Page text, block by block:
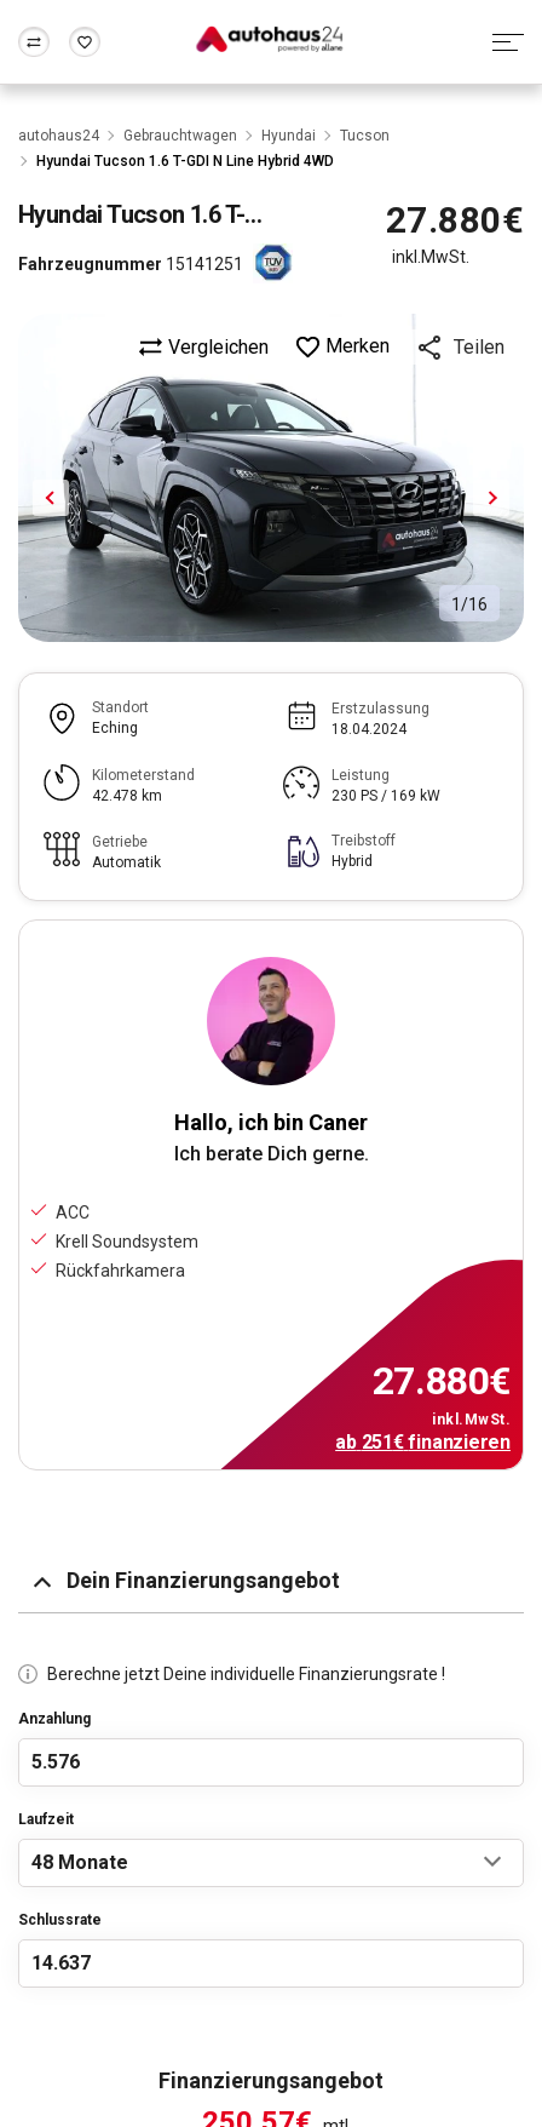
Zum Antrag
Wir bewerten dein Auto
Alle Fragen & Antworten
Rund um die Inzahlungnahme
Frankfurt Wuppertal
autohaus24 Gebrauchtwagen Hyundai
Tucson
Hyundai Tucson 1.6 T-GDI N Line Hybrid 4WD
HyundaiTucson 1.6 T-GDI N Line Hybrid 4WD
Fahrzeugnummer 15141251
Vergleichen Merken Teilen
27.880€
inkl.MwSt.
1 /16
Hallo, ich bin Caner
Ich berate Dich gerne.
ACC
Krell Soundsystem
Rückfahrkamera
27.880€
inkl.MwSt.
ab 251€finanzieren
Standort
Eching
Erstzulassung
18.04.2024
Kilometerstand
42.478 km
Leistung
230 PS / 169 kW
Getriebe
Automatik
Treibstoff
Hybrid
Dein Finanzierungsangebot
Berechne jetzt Deine individuelle Finanzierungsrate !
Anzahlung
Laufzeit
Schlussrate
Finanzierungsangebot